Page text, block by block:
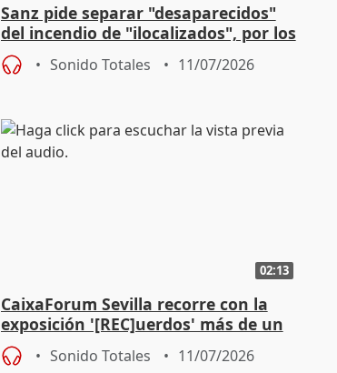
Sanz pide separar "desaparecidos"
del incendio de "ilocalizados", por los
que hay 500 llamadas
Sonido Totales 11/07/2026
02:13
CaixaForum Sevilla recorre con la
exposición '[REC]uerdos' más de un
siglo de cine doméstico
Sonido Totales 11/07/2026